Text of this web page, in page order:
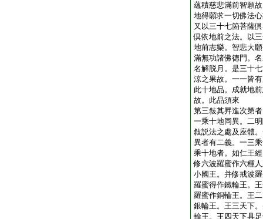
蘊積慈悲滿前智願
地得願求一切佛法
又以三十七箇菩薩
倶依地前之法。以
地前志樂。智悲大
滿無功諸佛徳門。
名解脱月。是三十
涼之果故。一一皆
此十地品。成就地
故。此品須來
第三敍其昇進次第
一乘十地同異。二
敍説法之處及座體
異者有二義。一三
乘十地者。如仁王
修六波羅蜜作六種
小國王。并修戒波
羅蜜得作鐵輪王。
羅蜜作銅輪王。王
銀輪王。王三天下
輪王。王四天下具